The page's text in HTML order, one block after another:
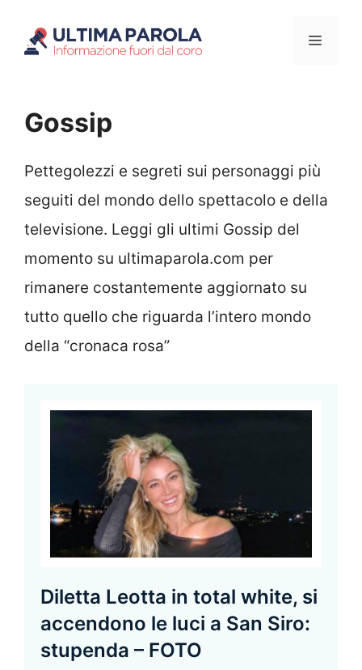
Menu
Gossip
Pettegolezzi e segreti sui personaggi più
seguiti del mondo dello spettacolo e della
televisione. Leggi gli ultimi Gossip del
momento su ultimaparola.com per
rimanere costantemente aggiornato su
tutto quello che riguarda l’intero mondo
della “cronaca rosa”
Diletta Leotta in total white, si
accendono le luci a San Siro:
stupenda – FOTO